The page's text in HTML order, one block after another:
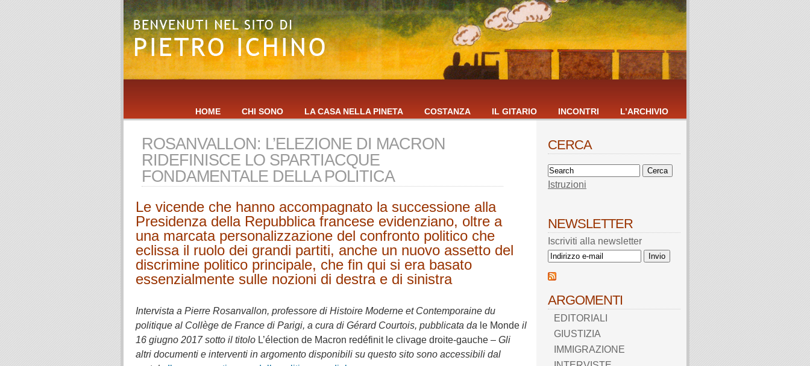
HOME CHI SONO LA CASA NELLA PINETA COSTANZA IL GITARIO INCONTRI L’ARCHIVIO
ROSANVALLON: L’ELEZIONE DI MACRON
RIDEFINISCE LO SPARTIACQUE
FONDAMENTALE DELLA POLITICA
Le vicende che hanno accompagnato la successione alla
Presidenza della Repubblica francese evidenziano, oltre a
una marcata personalizzazione del confronto politico che
eclissa il ruolo dei grandi partiti, anche un nuovo assetto del
discrimine politico principale, che fin qui si era basato
essenzialmente sulle nozioni di destra e di sinistra
Intervista a Pierre Rosanvallon, professore di Histoire Moderne et Contemporaine du
politique al Collège de France di Parigi, a cura di Gérard Courtois, pubblicata da le Monde il
16 giugno 2017 sotto il titolo L’élection de Macron redéfinit le clivage droite-gauche – Gli
altri documenti e interventi in argomento disponibili su questo sito sono accessibili dal
CERCA
Istruzioni
NEWSLETTER
Iscriviti alla newsletter
ARGOMENTI
EDITORIALI
GIUSTIZIA
IMMIGRAZIONE